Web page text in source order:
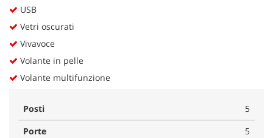
USB
Vetri oscurati
Vivavoce
Volante in pelle
Volante multifunzione
Posti
5
Porte
5